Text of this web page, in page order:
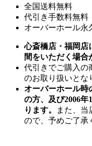
全国送料無料
代引き手数料無料
オーバーホール永
心斎橋店・福岡店
間をいただく場合
代引きでご購入の
のお取り扱いとな
オーバーホール時
の方、及び2006
ります。
また、当
ので、予めご了承